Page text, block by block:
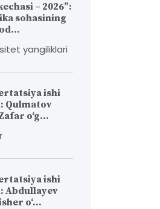
– 2026”:
sohasining
yangiliklari
ishi
Qulmatov
o‘g...
ishi
Abdullayev
o‘...